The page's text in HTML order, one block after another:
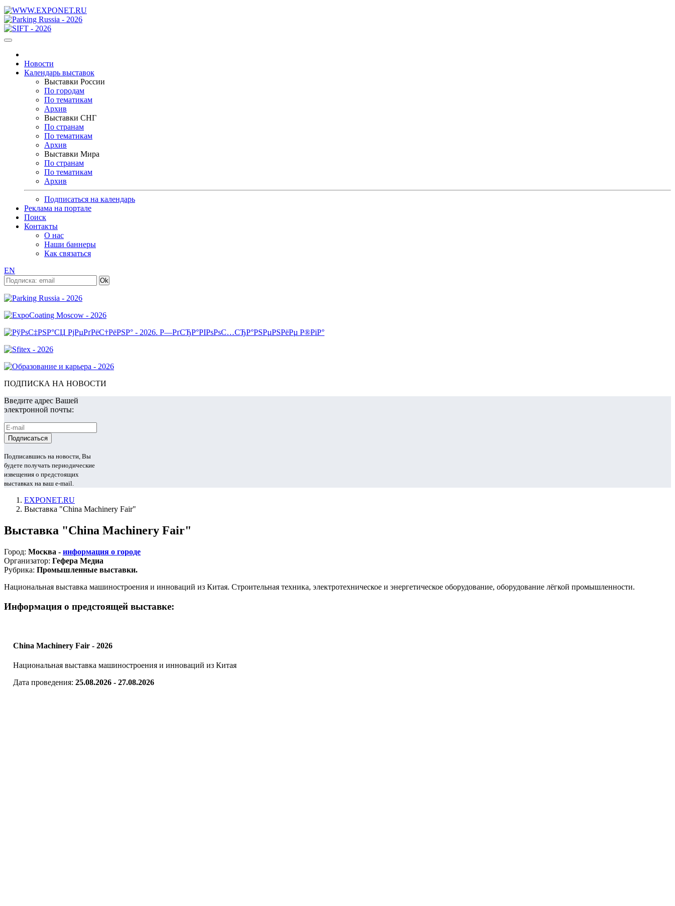
Новости
Календарь выставок
Выставки России
По городам
По тематикам
Архив
Выставки СНГ
По странам
По тематикам
Архив
Выставки Мира
По странам
По тематикам
Архив
Подписаться на календарь
Реклама на портале
Поиск
Контакты
О нас
Наши баннеры
Как связаться
EN
ПОДПИСКА НА НОВОСТИ
Введите адрес Вашей
электронной почты:
Подписавшись на новости, Вы
будете получать периодические
извещения о предстоящих
выставках на ваш e-mail.
EXPONET.RU
Выставка "China Machinery Fair"
Выставка "China Machinery Fair"
Город: Москва - информация о городе
Организатор: Гефера Медиа
Рубрика: Промышленные выставки.
Национальная выставка машиностроения и инноваций из Китая. Строительная техника, электротехническое и энергетическое оборудование, оборудование лёгкой промышленности.
Информация о предстоящей выставке:
China Machinery Fair - 2026
Национальная выставка машиностроения и инноваций из Китая
Дата проведения: 25.08.2026 - 27.08.2026